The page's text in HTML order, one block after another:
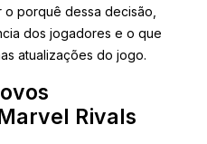
porquê dessa decisão,
dos jogadores e o que
atualizações do jogo.
Rivals